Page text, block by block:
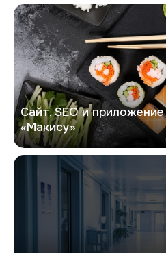
Макису
Сайт, SEO и
«Макису»
Мир бахил